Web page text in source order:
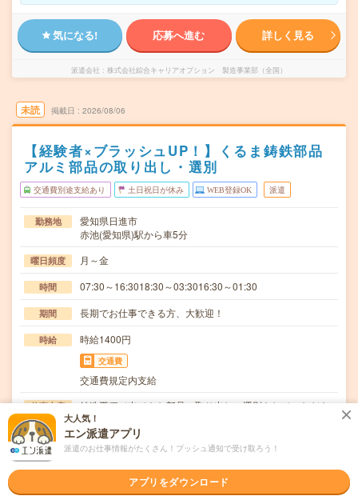
気になる! 応募へ進む 詳しく見る
派遣会社 株式会社綜合キャリアオプション 製造事業部（全国）
未読 掲載日 2026/08/06
【経験者×ブラッシュUP！】くるま鋳鉄部品
アルミ部品の取り出し・選別
交通費別途支給あり 土日祝日が休み WEB登録OK 派遣
勤務地
愛知県日進市
赤池(愛知県)駅から車5分
曜日頻度 月～金
時間 07:30～16:3018:30～03:3016:30～01:30
期間 長期でお仕事できる方、大歓迎！
時給 時給1400円
交通費
交通費規定内支給
仕事内容
鋳造工程で出てきた部品の取り出し、選別をしていただき
ます。【取扱製品情報】自動車鋳鉄部品、アルミ部品…
応募資格
ブランクOK / 英語力不要
で気軽にオンライン登録★氏名・職種などを入力す…
大人気！
エン派遣アプリ
派遣のお仕事情報がたくさん！プッシュ通知で受け取ろう！
アプリをダウンロード